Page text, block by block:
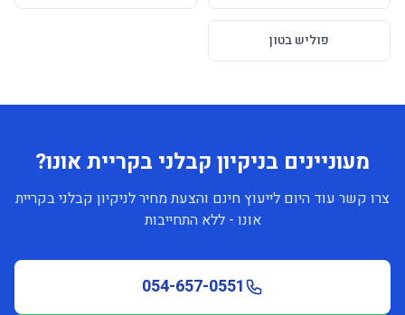
פוליש בטון
מעוניינים בניקיון קבלני בקריית אונו?
צרו קשר עוד היום לייעוץ חינם והצעת מחיר לניקיון קבלני בקריית
אונו - ללא התחייבות
054-657-0551